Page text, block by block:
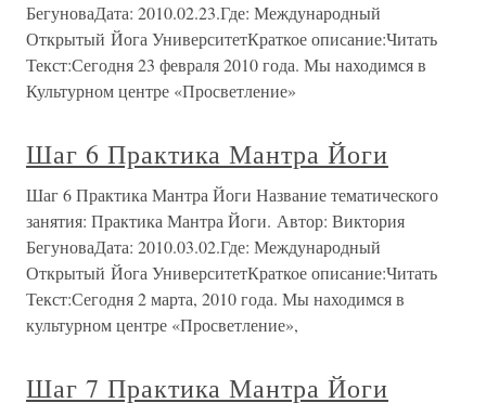
БегуноваДата: 2010.02.23.Где: Международный
Открытый Йога УниверситетКраткое описание:Читать
Текст:Сегодня 23 февраля 2010 года. Мы находимся в
Культурном центре «Просветление»
Шаг 6 Практика Мантра Йоги
Шаг 6 Практика Мантра Йоги Название тематического
занятия: Практика Мантра Йоги. Автор: Виктория
БегуноваДата: 2010.03.02.Где: Международный
Открытый Йога УниверситетКраткое описание:Читать
Текст:Сегодня 2 марта, 2010 года. Мы находимся в
культурном центре «Просветление»,
Шаг 7 Практика Мантра Йоги